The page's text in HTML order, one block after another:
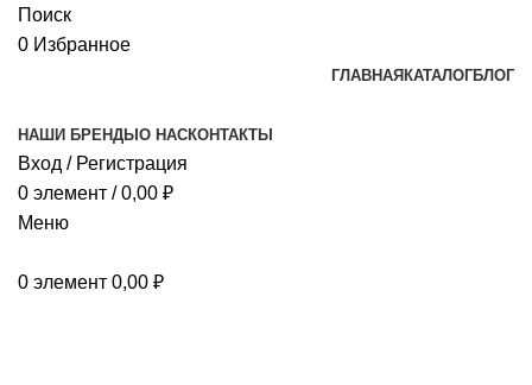
Поиск
0 Избранное
ГЛАВНАЯ КАТАЛОГБЛОГ
НАШИ БРЕНДЫ О НАСКОНТАКТЫ
Вход / Регистрация
0 элемент / 0,00 ₽
Меню
0 элемент 0,00 ₽